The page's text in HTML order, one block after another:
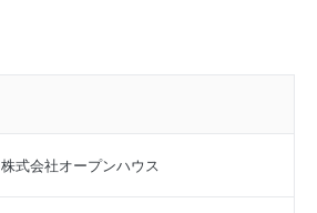
株式会社オープンハウス